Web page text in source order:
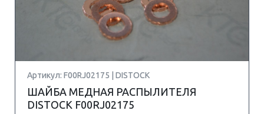
Артикул: F00RJ02175 | DISTOCK
ШАЙБА МЕДНАЯ РАСПЫЛИТЕЛЯ
DISTOCK F00RJ02175